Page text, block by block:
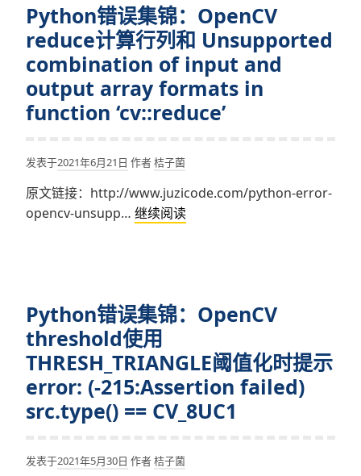
in
function
‘cv::getSobelKernels’
OpenCV
Scharr
计
算
图
像
度
示
(-215:Assertion
&&
>=
&&
dx+dy
1
Python错误集锦：OpenCV
reduce计算行列和 Unsupported
combination of input and
output array formats in
function ‘cv::reduce’
发表于2021年6月21日 作者桔子菌
原文链接：http://www.juzicode.com/python-error-
opencv-unsupp… 继续阅读Python
OpenCV
reduce
计
算
行
列
Python错误集锦：OpenCV
threshold使用
THRESH_TRIANGLE阈值化时提示
error: (-215:Assertion failed)
src.type() == CV_8UC1
发表于2021年5月30日 作者桔子菌